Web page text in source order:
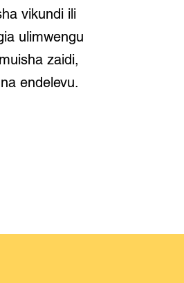
vikundi ili
ulimwengu
zaidi,
endelevu.